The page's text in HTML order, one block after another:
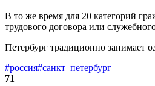
В то же время для 20 категорий
трудового договора или
Петербург традиционно занимает
#россия#санкт_петербург
71